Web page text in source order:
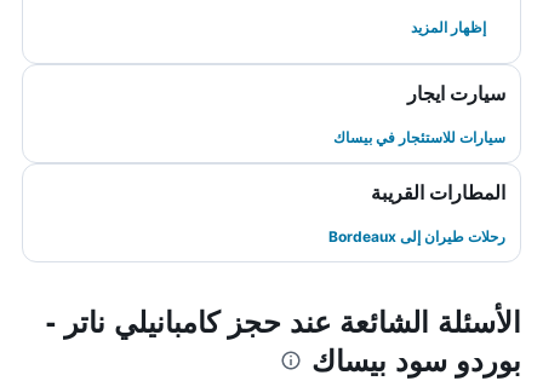
إظهار المزيد
سيارت ايجار
سيارات للاستئجار في بيساك
المطارات القريبة
رحلات طيران إلى Bordeaux
الأسئلة الشائعة عند حجز كامبانيلي ناتر -
بوردو سود بيساك